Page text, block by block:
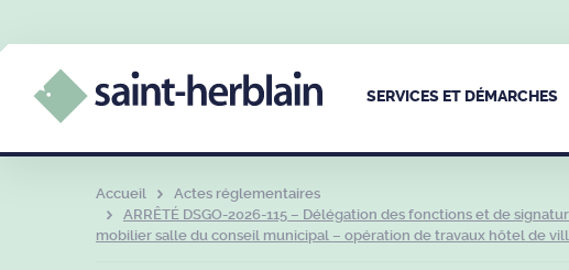
SERVICES ET DÉMARCHES
Accueil
Actes réglementaires
ARRÊTÉ DSGO-2026-115 – Délégation des fonctions et de
mobilier salle du conseil municipal – opération de travaux hôtel de